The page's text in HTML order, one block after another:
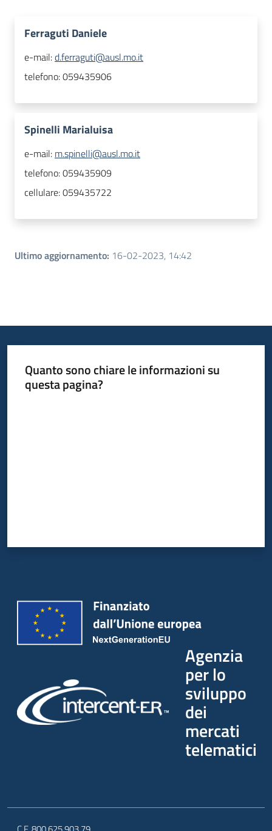
Ferraguti Daniele
e-mail:d.ferraguti@ausl.mo.it
telefono:059435906
Spinelli Marialuisa
e-mail: m.spinelli@ausl.mo.it
telefono:059435909
cellulare:059435722
Ultimo aggiornamento: 16-02-2023, 14:42
Quanto sono chiare le informazioni su
questa pagina?
Agenzia
per lo
sviluppo
dei
mercati
telematici